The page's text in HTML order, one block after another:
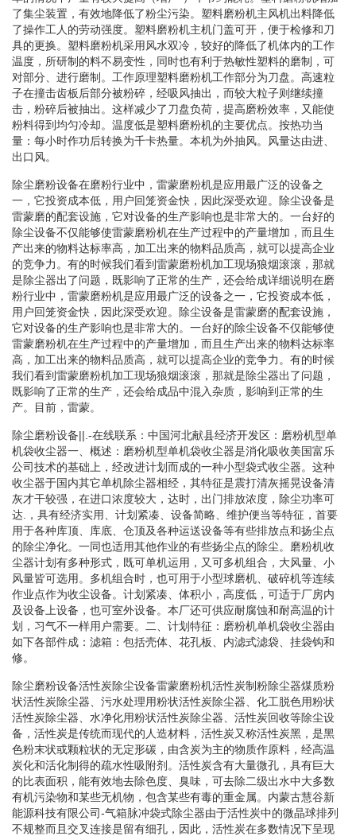
了集尘装置，有效地降低了粉尘污染。塑料磨粉机主风机出料降低
了操作工人的劳动强度。塑料磨粉机主机门盖可开，便于检修和刀
具的更换。塑料磨粉机采用风水双冷，较好的降低了机体内的工作
温度，所研制的料不易变性，同时也有利于热敏性塑料的磨制，可
对部分、进行磨制。工作原理塑料磨粉机工作部分为刀盘。高速粒
子在撞击齿板后部分被粉碎，经吸风抽出，而较大粒子则继续撞
击，粉碎后被抽出。这样减少了刀盘负荷，提高磨粉效率，又能使
粉料得到均匀冷却。温度低是塑料磨粉机的主要优点。按热功当
量：每小时作功后转换为千卡热量。本机为外抽风。风量达由进、
出口风。
除尘磨粉设备在磨粉行业中，雷蒙磨粉机是应用最广泛的设备之
一，它投资成本低，用户回笼资金快，因此深受欢迎。除尘设备是
雷蒙磨的配套设施，它对设备的生产影响也是非常大的。一台好的
除尘设备不仅能够使雷蒙磨粉机在生产过程中的产量增加，而且生
产出来的物料达标率高，加工出来的物料品质高，就可以提高企业
的竞争力。有的时候我们看到雷蒙磨粉机加工现场狼烟滚滚，那就
是除尘器出了问题，既影响了正常的生产，还会给成详细说明在磨
粉行业中，雷蒙磨粉机是应用最广泛的设备之一，它投资成本低，
用户回笼资金快，因此深受欢迎。除尘设备是雷蒙磨的配套设施，
它对设备的生产影响也是非常大的。一台好的除尘设备不仅能够使
雷蒙磨粉机在生产过程中的产量增加，而且生产出来的物料达标率
高，加工出来的物料品质高，就可以提高企业的竞争力。有的时候
我们看到雷蒙磨粉机加工现场狼烟滚滚，那就是除尘器出了问题，
既影响了正常的生产，还会给成品中混入杂质，影响到正常的生
产。目前，雷蒙。
除尘磨粉设备||.-在线联系：中国河北献县经济开发区：磨粉机型单
机袋收尘器一、概述：磨粉机型单机袋收尘器是消化吸收美国富乐
公司技术的基础上，经改进计划而成的一种小型袋式收尘器。这种
收尘器于国内其它单机除尘器相经，其特征是震打清灰摇晃设备清
灰才干较强，在进口浓度较大，达时，出门排放浓度，除尘功率可
达.，具有经济实用、计划紧凑、设备简略、维护便当等特征，首要
用于各种库顶、库底、仓顶及各种运送设备等有些排放点和扬尘点
的除尘净化。一同也适用其他作业的有些扬尘点的除尘。磨粉机收
尘器计划有多种形式，既可单机运用，又可多机组合，大风量、小
风量皆可选用。多机组合时，也可用于小型球磨机、破碎机等连续
作业点作为收尘设备。计划紧凑、体积小，高度低，可适于厂房内
及设备上设备，也可室外设备。本厂还可供应耐腐蚀和耐高温的计
划，习气不一样用户需要。二、计划特征：磨粉机单机袋收尘器由
如下各部件成：滤箱：包括壳体、花孔板、内滤式滤袋、挂袋钩和
修。
除尘磨粉设备活性炭除尘设备雷蒙磨粉机活性炭制粉除尘器煤质粉
状活性炭除尘器、污水处理用粉状活性炭除尘器、化工脱色用粉状
活性炭除尘器、水净化用粉状活性炭除尘器、活性炭回收等除尘设
备，活性炭是传统而现代的人造材料，活性炭又称活性炭黑，是黑
色粉末状或颗粒状的无定形碳，由含炭为主的物质作原料，经高温
炭化和活化制得的疏水性吸附剂。活性炭含有大量微孔，具有巨大
的比表面积，能有效地去除色度、臭味，可去除二级出水中大多数
有机污染物和某些无机物，包含某些有毒的重金属。内蒙古慧谷新
能源科技有限公司-气箱脉冲袋式除尘器由于活性炭中的微晶球排列
不规整而且交叉连接是留有细孔，因此，活性炭在多数情况下呈现